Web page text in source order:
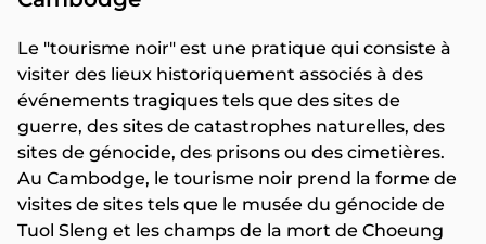
Le "tourisme noir" est une pratique qui consiste à
visiter des lieux historiquement associés à des
événements tragiques tels que des sites de
guerre, des sites de catastrophes naturelles, des
sites de génocide, des prisons ou des cimetières.
Au Cambodge, le tourisme noir prend la forme de
visites de sites tels que le musée du génocide de
Tuol Sleng et les champs de la mort de Choeung